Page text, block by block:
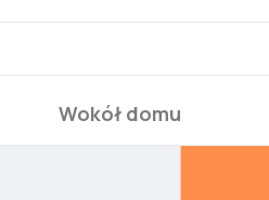
Wokół domu